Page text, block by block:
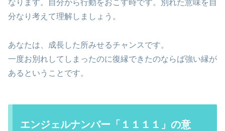
なります。自分から行動をおこす時です。別れた意味を自
分なり考えて理解しましょう。
あなたは、成長した所みせるチャンスです。
一度お別れしてしまったのに復縁できたのならば強い縁が
あるということです。
エンジェルナンバー「１１１１」の意